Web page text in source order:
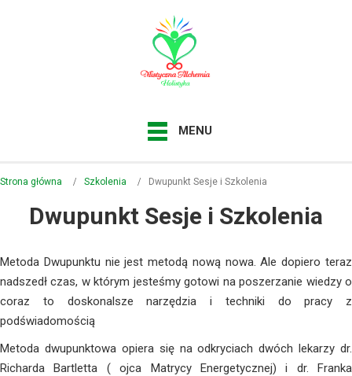
MENU
Strona główna Szkolenia Dwupunkt Sesje i Szkolenia
Dwupunkt Sesje i Szkolenia
Metoda Dwupunktu nie jest metodą nową nowa. Ale dopiero teraz
nadszedł czas, w którym jesteśmy gotowi na poszerzanie wiedzy o
coraz to doskonalsze narzędzia i techniki do pracy z
podświadomością
Metoda dwupunktowa opiera się na odkryciach dwóch lekarzy dr.
Richarda Bartletta ( ojca Matrycy Energetycznej) i dr. Franka